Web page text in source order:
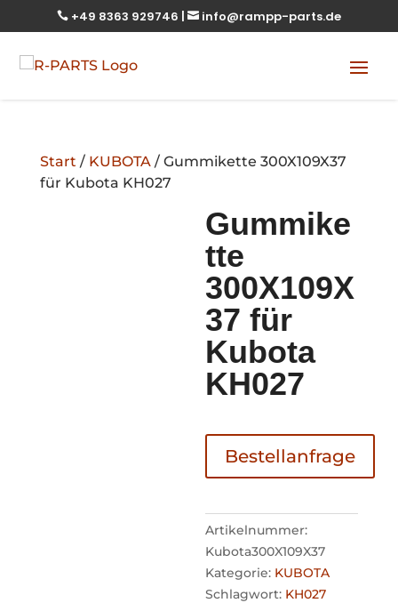
 +49 8363 929746 |  info@rampp-parts.de
Start / KUBOTA / Gummikette 300X109X37
für Kubota KH027
Gummike
tte
300X109X
37 für
Kubota
KH027
Bestellanfrage
Artikelnummer:
Kubota300X109X37
Kategorie: KUBOTA
Schlagwort: KH027